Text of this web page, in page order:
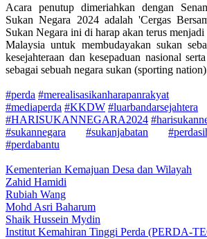
Acara penutup dimeriahkan dengan
Sukan Negara 2024 adalah 'Cergas
Sukan Negara ini di harap akan terus
Malaysia untuk membudayakan sukan
kesejahteraan dan kesepaduan nasional
sebagai sebuah negara sukan (sporting
#perda #merealisasikanharapanrakyat
#mediaperda #KKDW #luarbandarsejahtera
#HARISUKANNEGARA2024
#sukannegara
#sukanjabatan
#perdabantu
Kementerian Kemajuan Desa dan Wilayah
Zahid Hamidi
Rubiah Wang
Mohd Asri Baharum
Shaik Hussein Mydin
Institut Kemahiran Tinggi Perda (PERDA-